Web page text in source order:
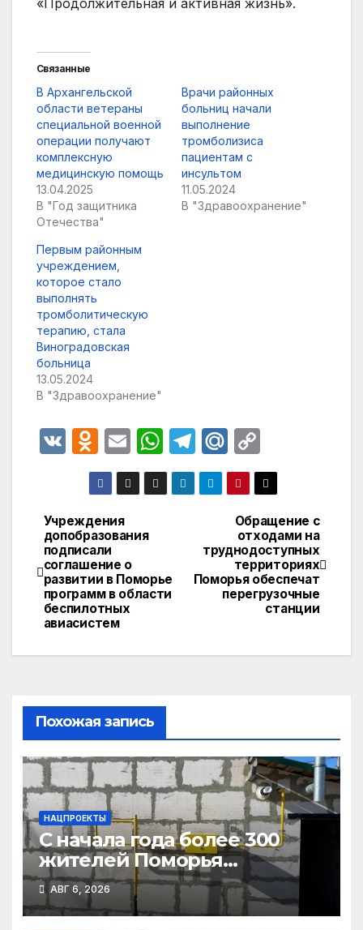
«Продолжительная и активная жизнь».
Связанные
В Архангельской
области ветераны
специальной военной
операции получают
комплексную
медицинскую помощь
13.04.2025
В "Год защитника
Отечества"
Врачи районных
больниц начали
выполнение
тромболизиса
пациентам с
инсультом
11.05.2024
В "Здравоохранение"
Первым районным
учреждением,
которое стало
выполнять
тромболитическую
терапию, стала
Виноградовская
больница
13.05.2024
В "Здравоохранение"
V
O
d
n
o
kl
a
s
s
ni
E
m
ail
W
h
at
p
p
T
el
e
a
m
M
ail
.R
u
o
p
y
Li
n
k
Навигация
по
записям
Обращение с
отходами на
труднодоступных
территориях
Поморья обеспечат
перегрузочные
станции
Учреждения
допобразования
подписали
соглашение о
развитии в Поморье
программ в области
беспилотных
авиасистем
Похожая запись
НАЦПРОЕКТЫ
С начала года более 300
жителей Поморья
получили выплату на
газификацию
АВГ 6, 2026